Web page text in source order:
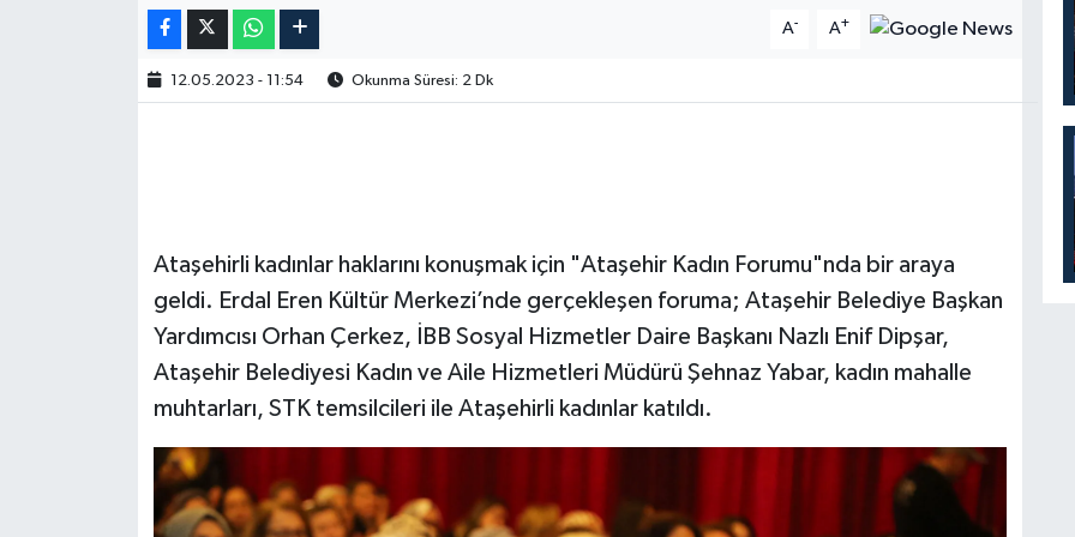
A- A+
12.05.2023 - 11:54 Okunma Süresi: 2 Dk
Ataşehirli kadınlar haklarını konuşmak için "Ataşehir Kadın Forumu"nda bir araya
geldi. Erdal Eren Kültür Merkezi’nde gerçekleşen foruma; Ataşehir Belediye Başkan
Yardımcısı Orhan Çerkez, İBB Sosyal Hizmetler Daire Başkanı Nazlı Enif Dipşar,
Ataşehir Belediyesi Kadın ve Aile Hizmetleri Müdürü Şehnaz Yabar, kadın mahalle
muhtarları, STK temsilcileri ile Ataşehirli kadınlar katıldı.